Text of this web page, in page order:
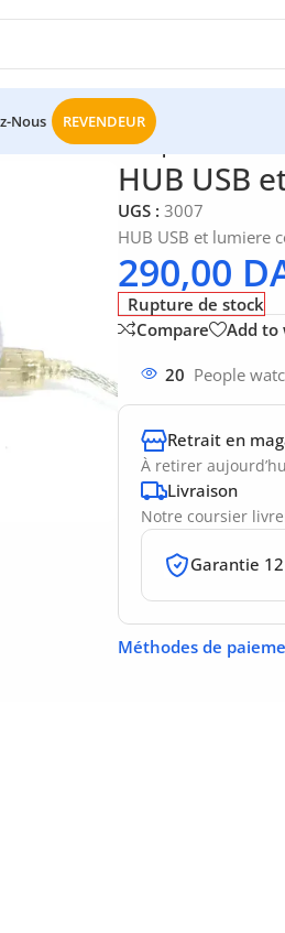
Nous REVENDEUR
basmala 3 ports
HUB USB
UGS : 3007
HUB USB et lumiere
290,00
Rupture de stock
Compare
Add to
20 People
Retrait en
À retirer
Livraison
Notre coursier
Garantie
Méthodes de